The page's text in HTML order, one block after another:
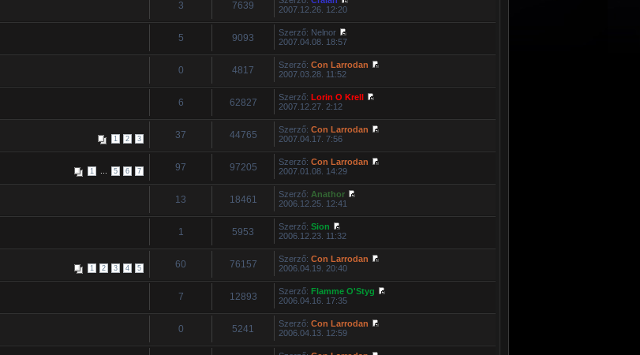
3 7639
2007.12.26. 12:20
5 9093
Szerző: Nelnor
2007.04.08. 18:57
0 4817 Szerző:Con Larrodan
2007.03.28. 11:52
6 62827 Szerző:Lorin O Krell
2007.12.27. 2:12
1 2 3 37 44765 Szerző:Con Larrodan
2007.04.17. 7:56
1 5 6 7 97 97205 Szerző:Con Larrodan
2007.01.08. 14:29
13 18461 Szerző: Anathor
2006.12.25. 12:41
1 5953 Szerző:Sion
2006.12.23. 11:32
1 2 3 4 5 60 76157 Szerző:Con Larrodan
2006.04.19. 20:40
7 12893 Szerző:Flamme O'Styg
2006.04.16. 17:35
0 5241 Szerző:Con Larrodan
2006.04.13. 12:59